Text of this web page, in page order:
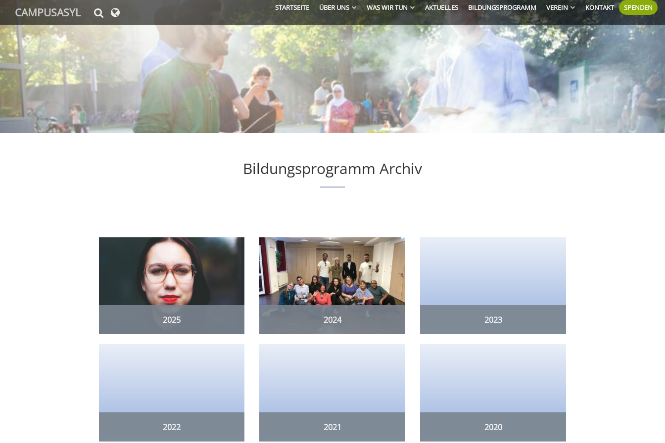
CAMPUSASYL STARTSEITE ÜBER UNS WAS WIR TUN AKTUELLES BILDUNGSPROGRAMM VEREIN KONTAKT SPENDEN
Bildungsprogramm Archiv
2025 2024 2023
2022 2021 2020